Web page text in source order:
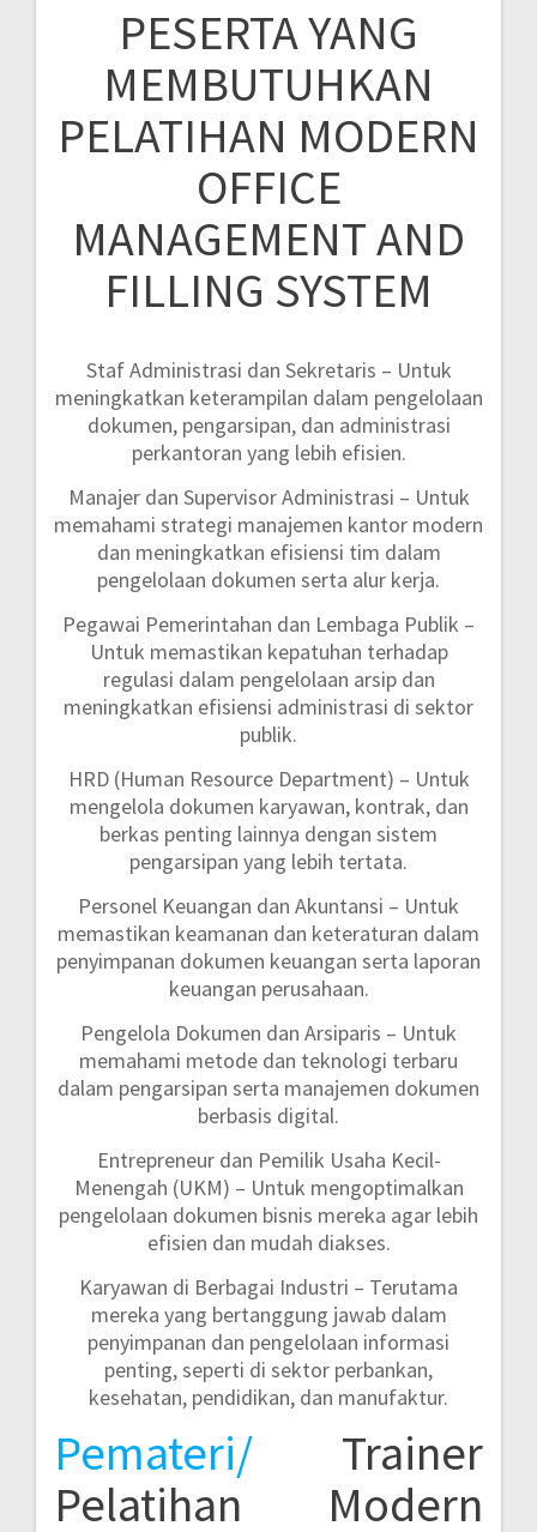
PESERTA YANG
MEMBUTUHKAN
PELATIHAN MODERN
OFFICE
MANAGEMENT AND
FILLING SYSTEM
Staf Administrasi dan Sekretaris – Untuk
meningkatkan keterampilan dalam pengelolaan
dokumen, pengarsipan, dan administrasi
perkantoran yang lebih efisien.
Manajer dan Supervisor Administrasi – Untuk
memahami strategi manajemen kantor modern
dan meningkatkan efisiensi tim dalam
pengelolaan dokumen serta alur kerja.
Pegawai Pemerintahan dan Lembaga Publik –
Untuk memastikan kepatuhan terhadap
regulasi dalam pengelolaan arsip dan
meningkatkan efisiensi administrasi di sektor
publik.
HRD (Human Resource Department) – Untuk
mengelola dokumen karyawan, kontrak, dan
berkas penting lainnya dengan sistem
pengarsipan yang lebih tertata.
Personel Keuangan dan Akuntansi – Untuk
memastikan keamanan dan keteraturan dalam
penyimpanan dokumen keuangan serta laporan
keuangan perusahaan.
Pengelola Dokumen dan Arsiparis – Untuk
memahami metode dan teknologi terbaru
dalam pengarsipan serta manajemen dokumen
berbasis digital.
Entrepreneur dan Pemilik Usaha Kecil-
Menengah (UKM) – Untuk mengoptimalkan
pengelolaan dokumen bisnis mereka agar lebih
efisien dan mudah diakses.
Karyawan di Berbagai Industri – Terutama
mereka yang bertanggung jawab dalam
penyimpanan dan pengelolaan informasi
penting, seperti di sektor perbankan,
kesehatan, pendidikan, dan manufaktur.
Pemateri/ Trainer
Pelatihan Modern